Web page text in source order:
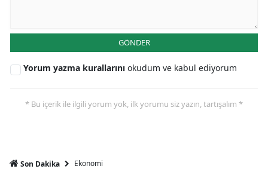
GÖNDER
Yorum yazma kurallarını okudum ve kabul ediyorum
* Bu içerik ile ilgili yorum yok, ilk yorumu siz yazın, tartışalım *
Son Dakika Ekonomi